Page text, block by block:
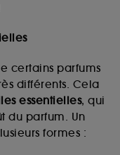
certains parfums
différents. Cela
essentielles, qui
du parfum. Un
formes :